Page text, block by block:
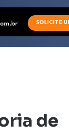
SOLICITE
de